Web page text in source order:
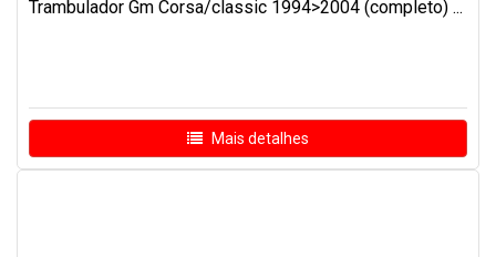
Trambulador Gm Corsa/classic 1994>2004 (completo) ...
Mais detalhes